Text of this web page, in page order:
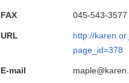
FAX 045-543-3577
URL
http://
page_id=378
E-mail